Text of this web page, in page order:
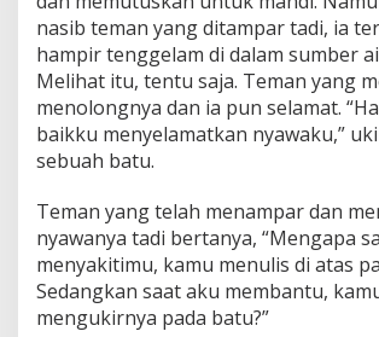
nasib teman yang ditampar tadi, ia
hampir tenggelam di dalam sumber
Melihat itu, tentu saja. Teman yang
menolongnya dan ia pun selamat.
baikku menyelamatkan nyawaku,”
sebuah batu.
Teman yang telah menampar dan
nyawanya tadi bertanya, “Mengapa
menyakitimu, kamu menulis di atas
Sedangkan saat aku membantu,
mengukirnya pada batu?”